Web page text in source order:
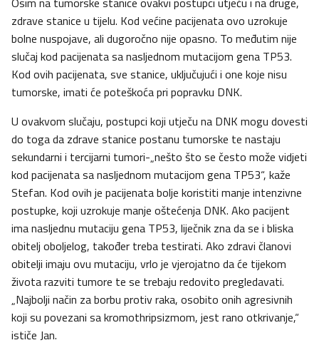
zdrave stanice u tijelu. Kod većine pacijenata ovo uzrokuje
bolne nuspojave, ali dugoročno nije opasno. To međutim nije
slučaj kod pacijenata sa nasljednom mutacijom gena TP53.
Kod ovih pacijenata, sve stanice, uključujući i one koje nisu
tumorske, imati će poteškoća pri popravku DNK.
U ovakvom slučaju, postupci koji utječu na DNK mogu dovesti
do toga da zdrave stanice postanu tumorske te nastaju
sekundarni i tercijarni tumori-„nešto što se često može vidjeti
kod pacijenata sa nasljednom mutacijom gena TP53“, kaže
Stefan. Kod ovih je pacijenata bolje koristiti manje intenzivne
postupke, koji uzrokuje manje oštećenja DNK. Ako pacijent
ima nasljednu mutaciju gena TP53, liječnik zna da se i bliska
obitelj oboljelog, također treba testirati. Ako zdravi članovi
obitelji imaju ovu mutaciju, vrlo je vjerojatno da će tijekom
života razviti tumore te se trebaju redovito pregledavati.
„Najbolji način za borbu protiv raka, osobito onih agresivnih
koji su povezani sa kromothripsizmom, jest rano otkrivanje,“
ističe Jan.